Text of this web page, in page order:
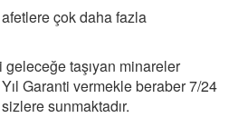
çok daha fazla
geleceğe taşıyan minareler
Garanti vermekle beraber 7/24
sunmaktadır.